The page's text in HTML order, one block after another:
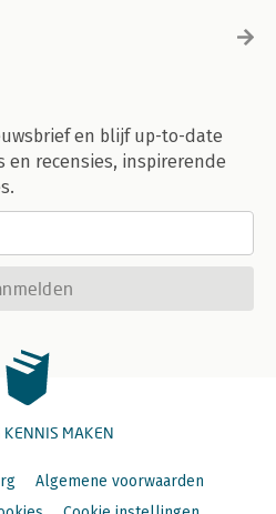
en blijf up-to-date
recensies, inspirerende
KENNIS MAKEN
Algemene voorwaarden